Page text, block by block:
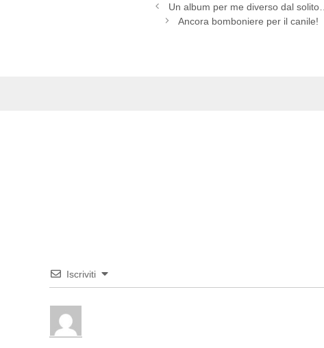
Un album per me diverso dal solito…
Ancora bomboniere per il canile!
Iscriviti